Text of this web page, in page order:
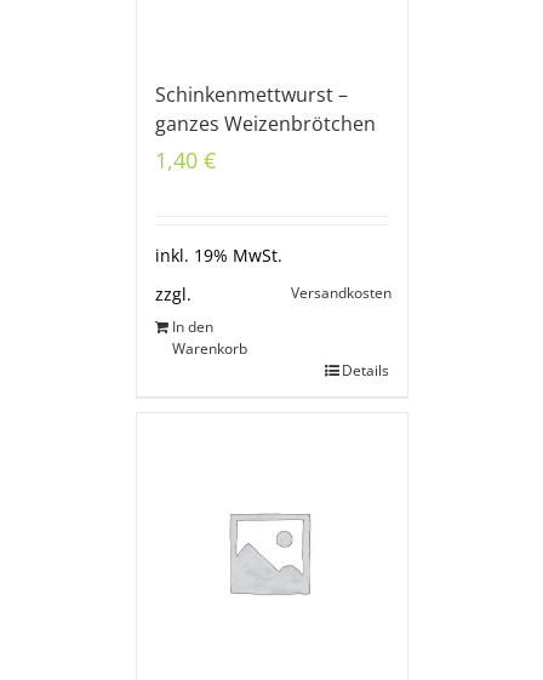
Schinkenmettwurst –
ganzes Weizenbrötchen
1,40 €
inkl. 19% MwSt.
zzgl.
Versandkosten
In den
Warenkorb
Details